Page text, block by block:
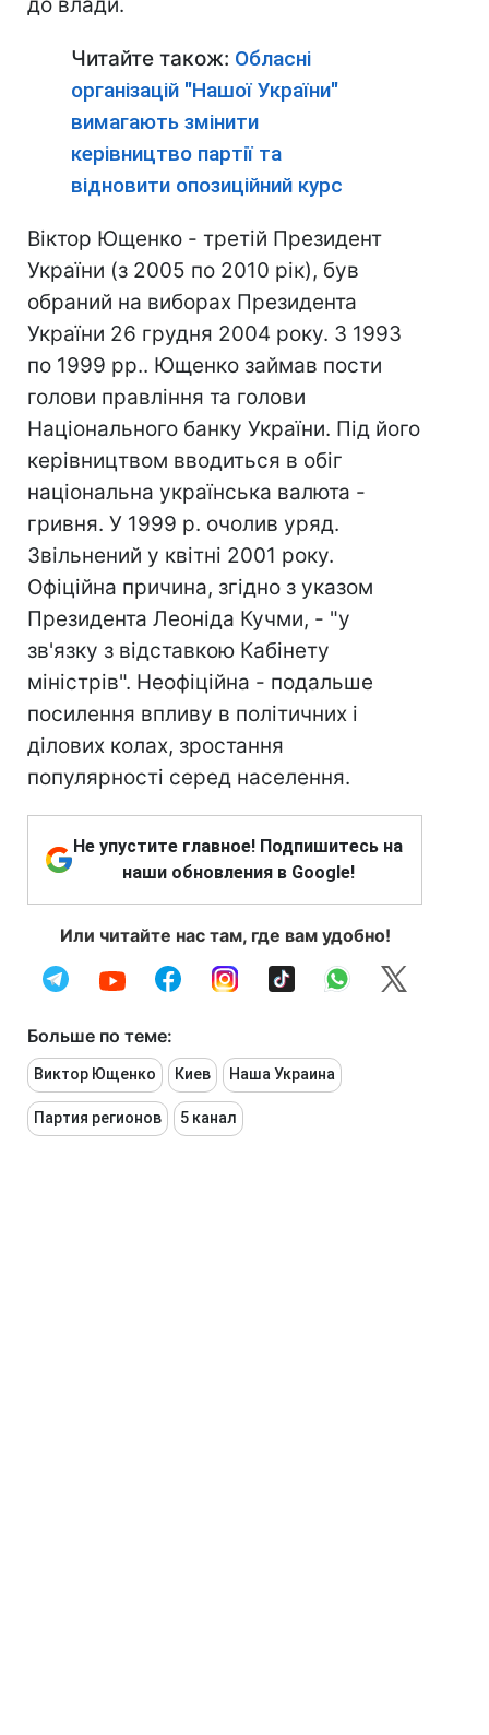
до влади.
Читайте також: Обласні
організацій "Нашої України"
вимагають змінити
керівництво партії та
відновити опозиційний курс
Віктор Ющенко - третій Президент
України (з 2005 по 2010 рік), був
обраний на виборах Президента
України 26 грудня 2004 року. З 1993
по 1999 рр.. Ющенко займав пости
голови правління та голови
Національного банку України. Під його
керівництвом вводиться в обіг
національна українська валюта -
гривня. У 1999 р. очолив уряд.
Звільнений у квітні 2001 року.
Офіційна причина, згідно з указом
Президента Леоніда Кучми, - "у
зв'язку з відставкою Кабінету
міністрів". Неофіційна - подальше
посилення впливу в політичних і
ділових колах, зростання
популярності серед населення.
Не упустите главное! Подпишитесь на
наши обновления в Google!
Или читайте нас там, где вам удобно!
Больше по теме:
Виктор Ющенко Киев Наша Украина
Партия регионов 5 канал